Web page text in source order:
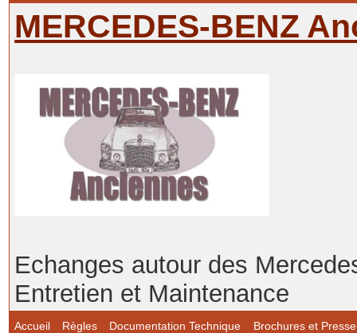
MERCEDES-BENZ
Echanges autour des
Entretien et Maintenance
Accueil Règles Documentation Technique Brochures et Presse